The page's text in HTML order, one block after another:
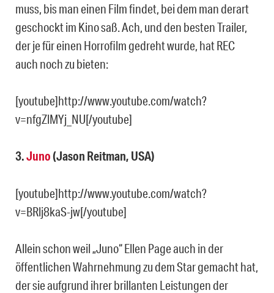
muss, bis man einen Film findet, bei dem man derart
geschockt im Kino saß. Ach, und den besten Trailer,
der je für einen Horrofilm gedreht wurde, hat REC
auch noch zu bieten:
[youtube]http://www.youtube.com/watch?
v=nfgZlMYj_NU[/youtube]
3.Juno(Jason Reitman, USA)
[youtube]http://www.youtube.com/watch?
v=BRlj8kaS-jw[/youtube]
Allein schon weil „Juno“ Ellen Page auch in der
öffentlichen Wahrnehmung zu dem Star gemacht hat,
der sie aufgrund ihrer brillanten Leistungen der